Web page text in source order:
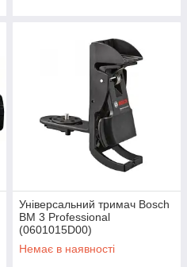
Універсальний тримач Bosch
BM 3 Professional
(0601015D00)
Немає в наявності